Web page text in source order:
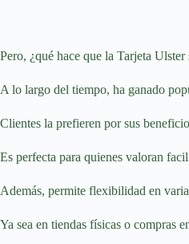
Pero, ¿qué hace que la Tarjeta Ulster
A lo largo del tiempo, ha ganado
Clientes la prefieren por sus
Es perfecta para quienes valoran
Además, permite flexibilidad en
Ya sea en tiendas físicas o compras